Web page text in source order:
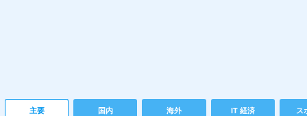
主要 国内 海外 IT 経済 ス